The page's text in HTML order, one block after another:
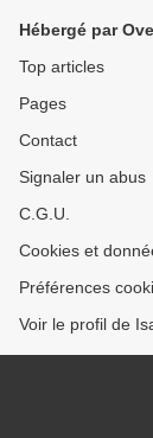
Hébergé par
Top articles
Pages
Contact
Signaler un abus
C.G.U.
Cookies et
Préférences
Voir le profil de